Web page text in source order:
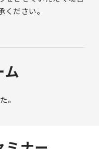
ださい。
ム
。